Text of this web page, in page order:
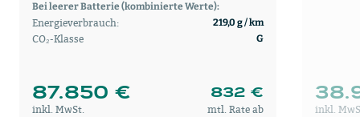
Bei leerer Batterie (kombinierte Werte):
Energieverbrauch: 219,0 g / km
CO₂-Klasse G
87.850 € 832 €
inkl. MwSt. mtl. Rate ab inkl.